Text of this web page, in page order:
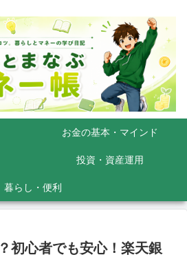
お金の基本・マインド
投資・資産運用
暮らし・便利
初心者でも安心！楽天銀